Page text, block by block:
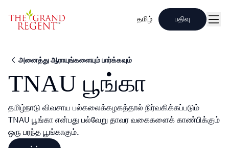
தமிழ் பதிவு
அனைத்து ஆராயுங்களையும் பார்க்கவும்
TNAU பூங்கா
தமிழ்நாடு விவசாய பல்கலைக்கழகத்தால் நிர்வகிக்கப்படும்
TNAU பூங்கா என்பது பல்வேறு தாவர வகைகளைக் காண்பிக்கும்
ஒரு பரந்த பூங்காகும்.